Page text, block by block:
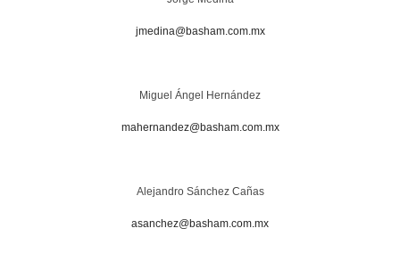
jmedina@basham.com.mx
Miguel Ángel Hernández
mahernandez@basham.com.mx
Alejandro Sánchez Cañas
asanchez@basham.com.mx